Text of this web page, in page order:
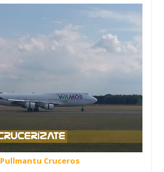
Pullmantu Cruceros